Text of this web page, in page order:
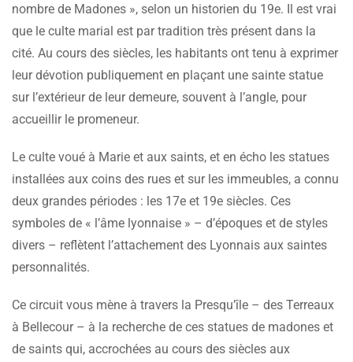
nombre de Madones », selon un historien du 19e. Il est vrai
que le culte marial est par tradition très présent dans la
cité. Au cours des siècles, les habitants ont tenu à exprimer
leur dévotion publiquement en plaçant une sainte statue
sur l’extérieur de leur demeure, souvent à l’angle, pour
accueillir le promeneur.
Le culte voué à Marie et aux saints, et en écho les statues
installées aux coins des rues et sur les immeubles, a connu
deux grandes périodes : les 17e et 19e siècles. Ces
symboles de « l’âme lyonnaise » – d’époques et de styles
divers – reflètent l’attachement des Lyonnais aux saintes
personnalités.
Ce circuit vous mène à travers la Presqu’île – des Terreaux
à Bellecour – à la recherche de ces statues de madones et
de saints qui, accrochées au cours des siècles aux